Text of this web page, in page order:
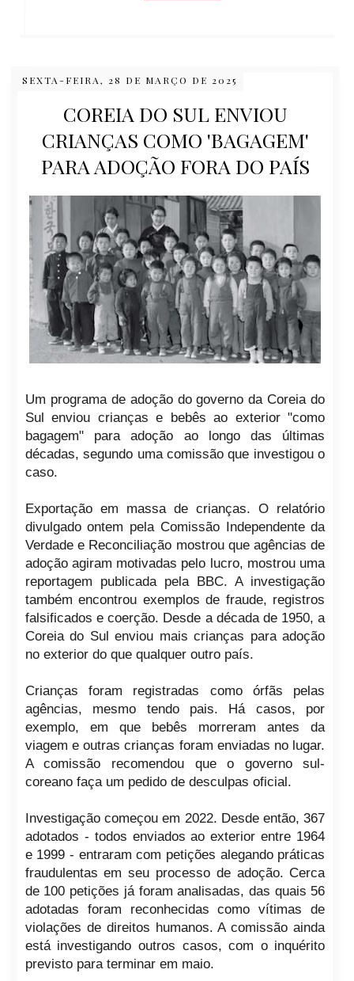
SEXTA-FEIRA, 28 DE MARÇO DE 2025
COREIA DO SUL ENVIOU
CRIANÇAS COMO 'BAGAGEM'
PARA ADOÇÃO FORA DO PAÍS
Um programa de adoção do governo da Coreia do
Sul enviou crianças e bebês ao exterior "como
bagagem" para adoção ao longo das últimas
décadas, segundo uma comissão que investigou o
caso.
Exportação em massa de crianças. O relatório
divulgado ontem pela Comissão Independente da
Verdade e Reconciliação mostrou que agências de
adoção agiram motivadas pelo lucro, mostrou uma
reportagem publicada pela BBC. A investigação
também encontrou exemplos de fraude, registros
falsificados e coerção. Desde a década de 1950, a
Coreia do Sul enviou mais crianças para adoção
no exterior do que qualquer outro país.
Crianças foram registradas como órfãs pelas
agências, mesmo tendo pais. Há casos, por
exemplo, em que bebês morreram antes da
viagem e outras crianças foram enviadas no lugar.
A comissão recomendou que o governo sul-
coreano faça um pedido de desculpas oficial.
Investigação começou em 2022. Desde então, 367
adotados - todos enviados ao exterior entre 1964
e 1999 - entraram com petições alegando práticas
fraudulentas em seu processo de adoção. Cerca
de 100 petições já foram analisadas, das quais 56
adotadas foram reconhecidas como vítimas de
violações de direitos humanos. A comissão ainda
está investigando outros casos, com o inquérito
previsto para terminar em maio.